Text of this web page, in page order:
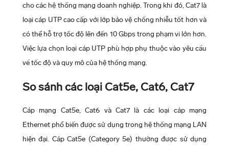
cho các hệ thống mạng doanh nghiệp. Trong khi đó, Cat7 là
loại cáp UTP cao cấp với lớp bảo vệ chống nhiễu tốt hơn và
có thể hỗ trợ tốc độ lên đến 10 Gbps trong phạm vi lớn hơn.
Việc lựa chọn loại cáp UTP phù hợp phụ thuộc vào yêu cầu
về tốc độ và quy mô của hệ thống mạng.
So sánh các loại Cat5e, Cat6, Cat7
Cáp mạng Cat5e, Cat6 và Cat7 là các loại cáp mạng
Ethernet phổ biến được sử dụng trong hệ thống mạng LAN
hiện đại. Cáp Cat5e (Category 5e) thường được sử dụng